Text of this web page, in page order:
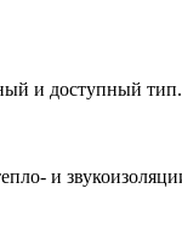
и доступный
и